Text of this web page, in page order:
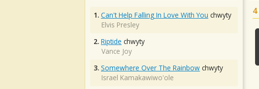
4
1. Can't Help Falling In Love With You chwyty
Elvis Presley
2. Riptide chwyty
Vance Joy
3. Somewhere Over The Rainbow chwyty
Israel Kamakawiwo'ole